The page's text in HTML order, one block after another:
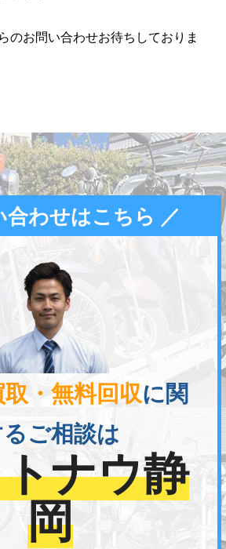
のお問い合わせお待ちしておりま
合わせはこちら ／
取・無料回収に関
ご相談は
ナウ静
岡